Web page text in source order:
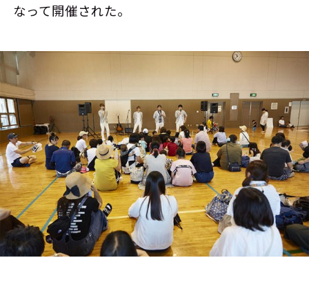
なって開催された。